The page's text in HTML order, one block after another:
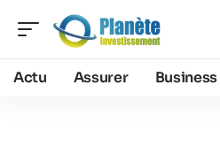
Actu Assurer Business